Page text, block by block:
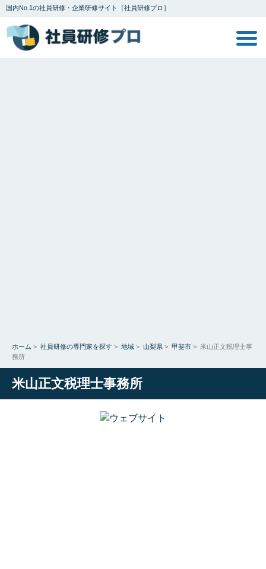
国内No.1の社員研修・企業研修サイト［社員研修プロ］
ホーム > 社員研修の専門家を探す > 地域 > 山梨県 > 甲斐市 > 米山正文税理士事
務所
米山正文税理士事務所